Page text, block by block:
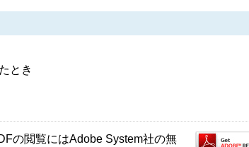
とき
の閲覧にはAdobe System社の無